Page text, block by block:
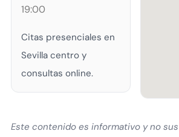
19:00
Citas presenciales en
Sevilla centro y
consultas online.
Este contenido es informativo y no